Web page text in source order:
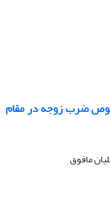
ضرب زوجه در مقام
مافوق